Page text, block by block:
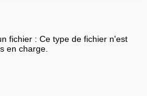
fichier : Ce type de fichier n'est
en charge.